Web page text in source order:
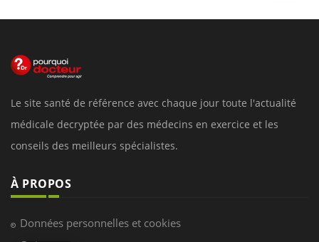
Le site santé de référence avec chaque jour toute l'actualité
médicale decryptée par des médecins en exercice et les
conseils des meilleurs spécialistes.
À PROPOS
Données personnelles et cookies